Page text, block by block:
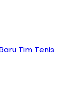
Tim Tenis